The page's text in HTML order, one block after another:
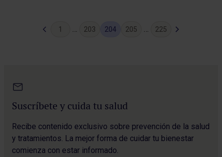
1 … 203 204 205 … 225
página
Suscríbete y cuida tu salud
Recibe contenido exclusivo sobre prevención de la salud
y tratamientos. La mejor forma de cuidar tu bienestar
comienza con estar informado.